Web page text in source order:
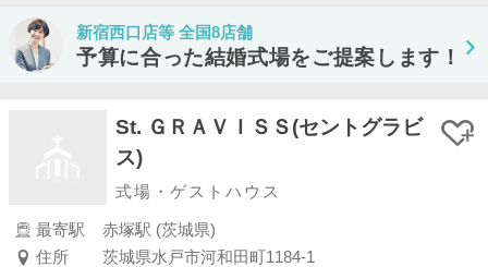
新宿西口店等 全国8店舗
予算に合った結婚式場をご提案します！
St. ＧＲＡＶＩＳＳ(セントグラビ
ス)
式場・ゲストハウス
最寄駅
赤塚駅 (茨城県)
住所
茨城県水戸市河和田町1184-1